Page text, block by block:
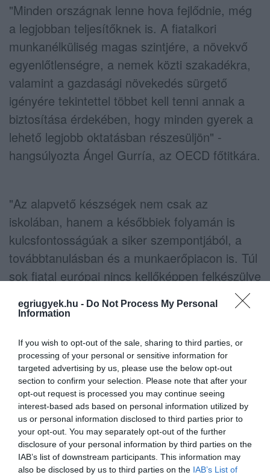
egriugyek.hu - Do Not Process My Personal
Information
If you wish to opt-out of the sale, sharing to third parties, or
processing of your personal or sensitive information for
targeted advertising by us, please use the below opt-out
section to confirm your selection. Please note that after your
opt-out request is processed you may continue seeing
interest-based ads based on personal information utilized by
us or personal information disclosed to third parties prior to
your opt-out. You may separately opt-out of the further
disclosure of your personal information by third parties on the
IAB’s list of downstream participants. This information may
also be disclosed by us to third parties on the IAB’s List of
"Minden országnak lenne hova fejlődnie, még
a legjobban teljesítőknek is. A fiatalkori
munkanélküliség magas szintjére, a növekvő
egyenlőtlenségre, a nemek közti szakadékra,
valamint a gazdasági növekedés sürgető
igényére tekintettel többet kell tenni annak a
biztosítása érdekében, hogy minden gyerek a
lehető legjobb oktatásban részesüljön" -
hangsúlyozta Ángel Gurría, az OECD főtitkára.
"Az alapvető készségek nem csak az
iskolában, hanem a későbbiek folyamán is
kulcsfontosságúak a siker szempontjából, a
továbbtanulásban és a munkaerőpiacon is. Túl
sok fiatal európai nincs kellőképpen felkészülve
a modern, rendkívül innovatív társadalmak
kihívásaira" - figyelmeztetett brüsszeli
oktatási, ifjúságpolitikai és sportügyi uniós
biztos.
A felmérésben 540 ezer 15 éves diák tudását
szondázták 72 országban. A vizsgálódás négy
nagy területet céloz: a
természettudományokat, a matematikát, a